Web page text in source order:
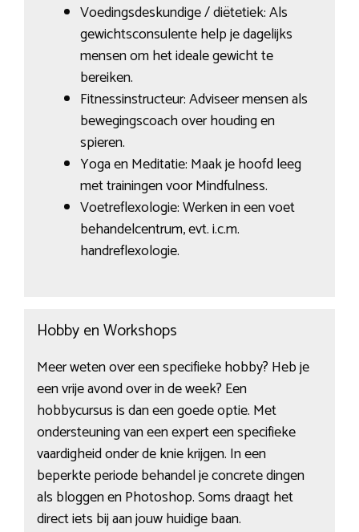
Voedingsdeskundige / diëtetiek: Als
gewichtsconsulente help je dagelijks
mensen om het ideale gewicht te
bereiken.
Fitnessinstructeur: Adviseer mensen als
bewegingscoach over houding en
spieren.
Yoga en Meditatie: Maak je hoofd leeg
met trainingen voor Mindfulness.
Voetreflexologie: Werken in een voet
behandelcentrum, evt. i.c.m.
handreflexologie.
Hobby en Workshops
Meer weten over een specifieke hobby? Heb je
een vrije avond over in de week? Een
hobbycursus is dan een goede optie. Met
ondersteuning van een expert een specifieke
vaardigheid onder de knie krijgen. In een
beperkte periode behandel je concrete dingen
als bloggen en Photoshop. Soms draagt het
direct iets bij aan jouw huidige baan.